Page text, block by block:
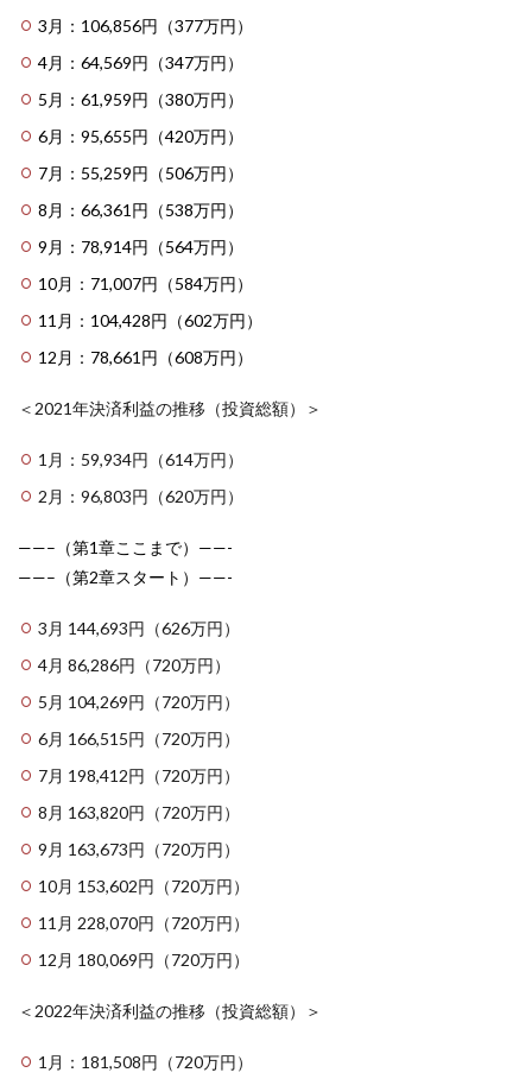
3月：106,856円（377万円）
4月：64,569円（347万円）
5月：61,959円（380万円）
6月：95,655円（420万円）
7月：55,259円（506万円）
8月：66,361円（538万円）
9月：78,914円（564万円）
10月：71,007円（584万円）
11月：104,428円（602万円）
12月：78,661円（608万円）
＜2021年決済利益の推移（投資総額）＞
1月：59,934円（614万円）
2月：96,803円（620万円）
——–（第1章ここまで）——-
——–（第2章スタート）——-
3月 144,693円（626万円）
4月 86,286円（720万円）
5月 104,269円（720万円）
6月 166,515円（720万円）
7月 198,412円（720万円）
8月 163,820円（720万円）
9月 163,673円（720万円）
10月 153,602円（720万円）
11月 228,070円（720万円）
12月 180,069円（720万円）
＜2022年決済利益の推移（投資総額）＞
1月：181,508円（720万円）